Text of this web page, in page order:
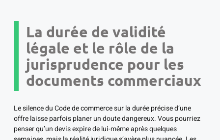
La durée de validité
légale et le rôle de la
jurisprudence pour les
documents commerciaux
Le silence du Code de commerce sur la durée précise d’une
offre laisse parfois planer un doute dangereux. Vous pourriez
penser qu’un devis expire de lui-même après quelques